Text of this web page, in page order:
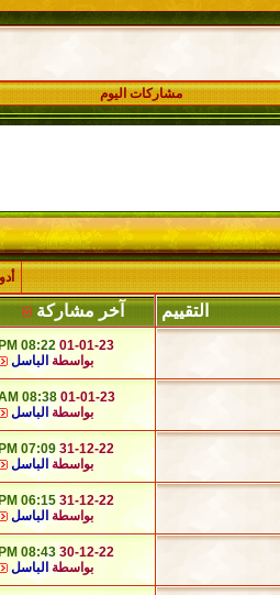
مشاركات اليوم
التقييم آخر مشاركة
01-01-23
08:22 PM
بواسطة الباسل
01-01-23
08:38 AM
بواسطة الباسل
31-12-22
07:09 PM
بواسطة الباسل
31-12-22
06:15 PM
بواسطة الباسل
30-12-22
08:43 PM
بواسطة الباسل